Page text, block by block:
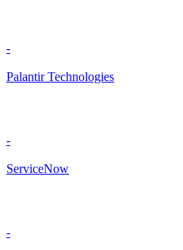
-
Palantir Technologies
-
ServiceNow
-